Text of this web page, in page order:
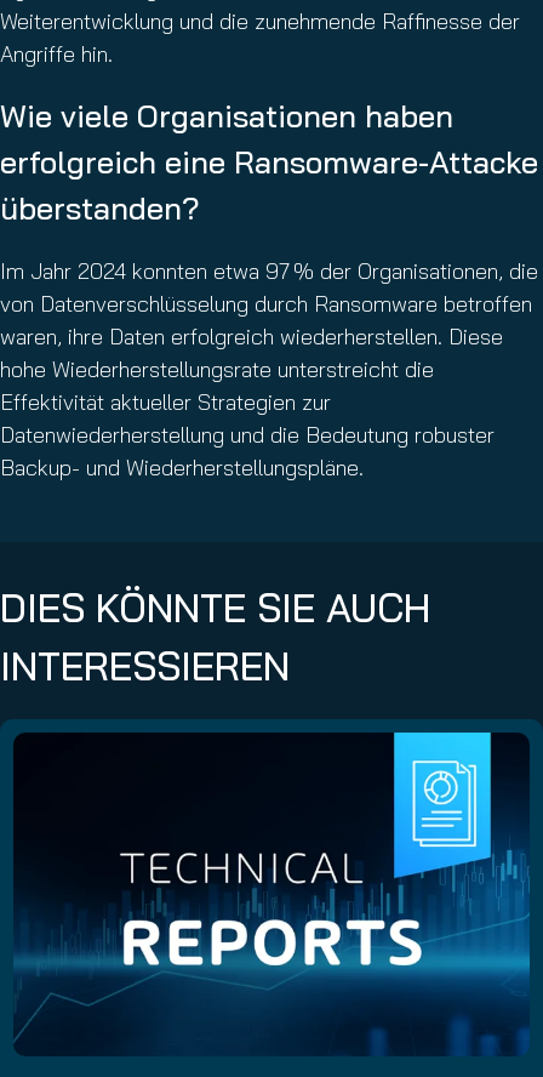
Weiterentwicklung und die zunehmende Raffinesse der
Angriffe hin.
Wie viele Organisationen haben
erfolgreich eine Ransomware-Attacke
überstanden?
Im Jahr 2024 konnten etwa 97 % der Organisationen, die
von Datenverschlüsselung durch Ransomware betroffen
waren, ihre Daten erfolgreich wiederherstellen. Diese
hohe Wiederherstellungsrate unterstreicht die
Effektivität aktueller Strategien zur
Datenwiederherstellung und die Bedeutung robuster
Backup- und Wiederherstellungspläne.
DIES KÖNNTE SIE AUCH
INTERESSIEREN